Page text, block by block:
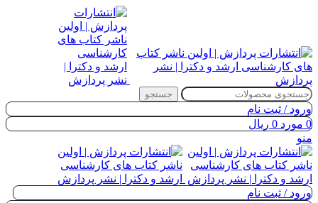
جستجو
ورود / ثبت نام
0 مورد 0 ریال
منو
ورود / ثبت نام